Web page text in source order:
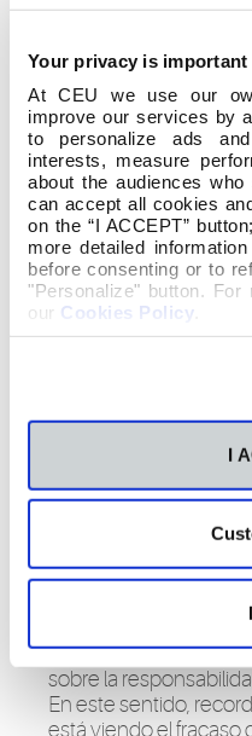
Your privacy is
At CEU we use our
improve our services by
to personalize ads
interests, measure
about the audiences
can accept all cookies
on the “I ACCEPT”
more detailed
before consenting or to
"Personalize" button.
our Cookies Policy
I
le pidieron: “Por favor,
alumnos; no se lo
al proceso de
alcanzar la excelencia.
recordando las
sobre la innovación
algo fracasa, el coste
coste es personal”,
sobre la
En este sentido,
está viendo el fracaso